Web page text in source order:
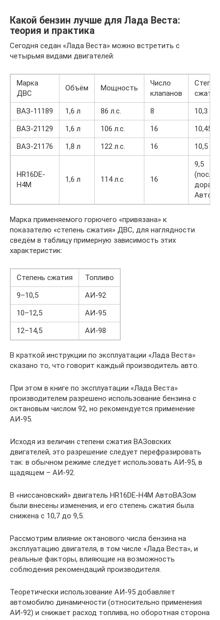
Какой бензин лучше для Лада Веста:
теория и практика
Сегодня седан «Лада Веста» можно встретить с
четырьмя видами двигателей:
Марка
ДВС
Объём Мощность
Число
клапанов
сжатия
ВАЗ-11189
1,6 л 86 л.с. 8
10,3
ВАЗ-21129
1,6 л 106 л.с. 16
10,45
ВАЗ-21176
1,8 л 122 л.с. 16 10,5
HR16DE-
H4M
1,6 л 114 л.с 16
9,5
(после
Марка применяемого горючего «привязана» к
показателю «степень сжатия» ДВС, для наглядности
сведём в таблицу примерную зависимость этих
характеристик:
Степень сжатия
Топливо
9–10,5
АИ-92
10–12,5
АИ-95
12–14,5
АИ-98
В краткой инструкции по эксплуатации «Лада Веста»
сказано то, что говорит каждый производитель авто.
При этом в книге по эксплуатации «Лада Веста»
производителем разрешено использование бензина с
октановым числом 92, но рекомендуется применение
АИ-95.
Исходя из величин степени сжатия ВАЗовских
двигателей, это разрешение следует перефразировать
так: в обычном режиме следует использовать АИ-95, в
щадящем – АИ-92.
В «ниссановский» двигатель HR16DE-H4M АвтоВАЗом
были внесены изменения, и его степень сжатия была
снижена с 10,7 до 9,5.
Рассмотрим влияние октанового числа бензина на
эксплуатацию двигателя, в том числе «Лада Веста», и
реальные факторы, влияющие на возможность
соблюдения рекомендаций производителя.
Теоретически использование АИ-95 добавляет
автомобилю динамичности (относительно применения
АИ-92) и снижает расход топлива, но оборотная сторона